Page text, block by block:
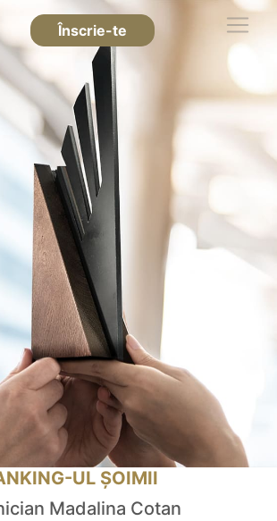
Înscrie-te
UL ȘOIMII
Madalina Cotan